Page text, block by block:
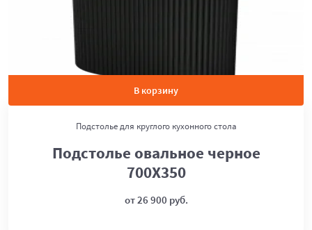
В корзину
Подстолье для круглого кухонного стола
Подстолье овальное черное
700Х350
от 26 900 руб.